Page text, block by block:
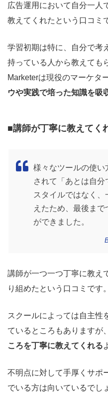
広告運用において自分一人
教えてくれたという口コミ
学習初期は特に、自分で考
持っている人から教えても
Marketerは現役のマーケタ
ウや実践で培った知識を吸
■講師が丁寧に教えてく
様々なツールの使い
されて「あとは自分
スタイルではなく、
えたため、最後ま
ができました。
講師が一つ一つ丁寧に教え
り組めたという口コミです。
スクールによっては自主性
ているところもありますが、
ころを丁寧に教えてくれる
不明点に対して手厚くサポ
でいる方は向いているでし